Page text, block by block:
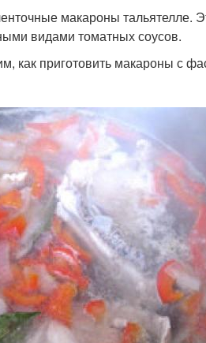
макароны тальятелле.
видами томатных соусов.
как приготовить макароны с